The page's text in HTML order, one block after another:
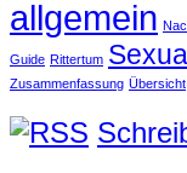
allgemein
Guide Rittertum
Zusammenfassung Übersicht